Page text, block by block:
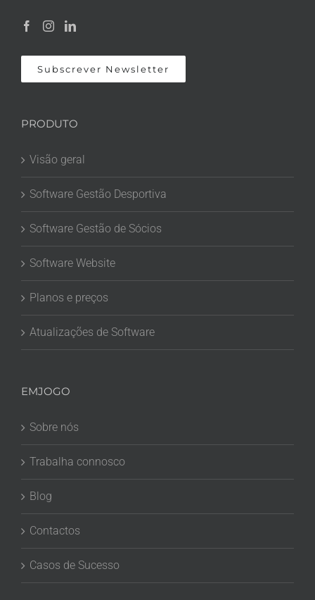
Subscrever Newsletter
PRODUTO
Visão geral
Software Gestão Desportiva
Software Gestão de Sócios
Software Website
Planos e preços
Atualizações de Software
EMJOGO
Sobre nós
Trabalha connosco
Blog
Contactos
Casos de Sucesso